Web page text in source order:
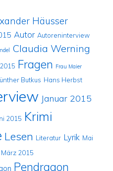
Häusser
Autor Autoreninterview
Claudia Werning
Fragen Frau Maier
Butkus Hans Herbst
Januar 2015
2015 Krimi
Lesen Literatur Lyrik Mai
März 2015
Pendragon